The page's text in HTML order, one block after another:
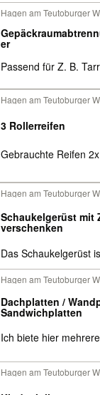
Hagen am Teutoburger
er
Passend für Z. B.
Hagen am Teutoburger
3 Rollerreifen
Gebrauchte Reifen
Hagen am Teutoburger
Schaukelgerüst mit
verschenken
Das Schaukelgerüst
Hagen am Teutoburger
Dachplatten /
Sandwichplatten
Ich biete hier
Hagen am Teutoburger